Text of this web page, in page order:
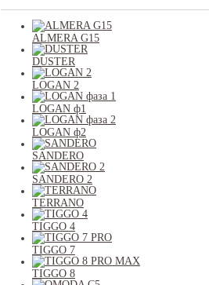
ALMERA G15
DUSTER
LOGAN 2
LOGAN ф1
LOGAN ф2
SANDERO
SANDERO 2
TERRANO
TIGGO 4
TIGGO 7
TIGGO 8